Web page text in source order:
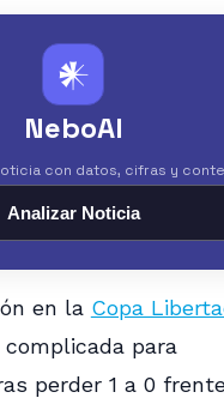
𒀭
NeboAI
con datos, cifras y
Analizar Noticia
en la Copa
para
perder 1 a 0